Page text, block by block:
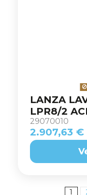
LANZA
LPR8/2
29070010
2.907,63 €
1